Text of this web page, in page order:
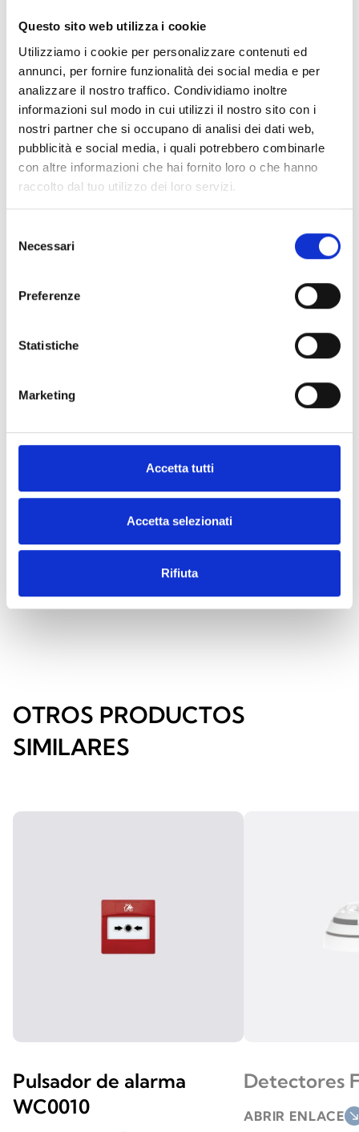
Questo sito web utilizza i cookie
Utilizziamo i cookie per personalizzare contenuti ed
annunci, per fornire funzionalità dei social media e per
analizzare il nostro traffico. Condividiamo inoltre
informazioni sul modo in cui utilizzi il nostro sito con i
nostri partner che si occupano di analisi dei dati web,
pubblicità e social media, i quali potrebbero combinarle
con altre informazioni che hai fornito loro o che hanno
raccolto dal tuo utilizzo dei loro servizi.
delNecessari
Preferenze
Statistiche
Marketing
Accetta tutti
Accetta selezionati
Rifiuta
ESPECIFICACIONES DOCUMENTACIÓN
Especificaciones técnicas
WIL0010
Humedad máxima 95 % de humedad relativa
Grado de protección IP33
66 g
Batería 2 pilas CR123A
OTROS PRODUCTOS
SIMILARES
Pulsador de alarma
WC0010
Detectores
ABRIR ENLACE